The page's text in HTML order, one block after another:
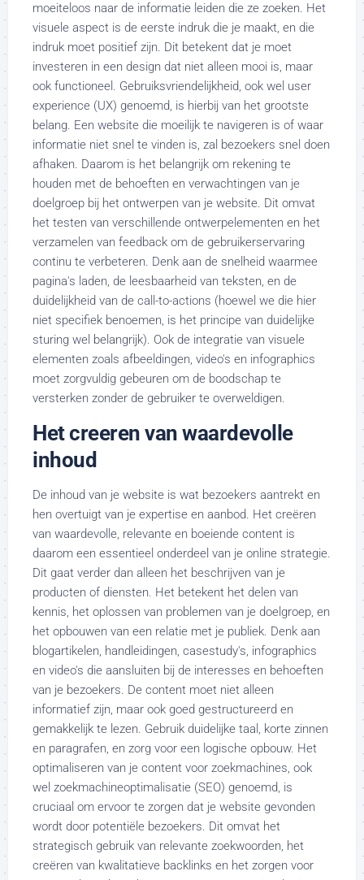
moeiteloos naar de informatie leiden die ze zoeken. Het
visuele aspect is de eerste indruk die je maakt, en die
indruk moet positief zijn. Dit betekent dat je moet
investeren in een design dat niet alleen mooi is, maar
ook functioneel. Gebruiksvriendelijkheid, ook wel user
experience (UX) genoemd, is hierbij van het grootste
belang. Een website die moeilijk te navigeren is of waar
informatie niet snel te vinden is, zal bezoekers snel doen
afhaken. Daarom is het belangrijk om rekening te
houden met de behoeften en verwachtingen van je
doelgroep bij het ontwerpen van je website. Dit omvat
het testen van verschillende ontwerpelementen en het
verzamelen van feedback om de gebruikerservaring
continu te verbeteren. Denk aan de snelheid waarmee
pagina's laden, de leesbaarheid van teksten, en de
duidelijkheid van de call-to-actions (hoewel we die hier
niet specifiek benoemen, is het principe van duidelijke
sturing wel belangrijk). Ook de integratie van visuele
elementen zoals afbeeldingen, video's en infographics
moet zorgvuldig gebeuren om de boodschap te
versterken zonder de gebruiker te overweldigen.
Het creeren van waardevolle
inhoud
De inhoud van je website is wat bezoekers aantrekt en
hen overtuigt van je expertise en aanbod. Het creëren
van waardevolle, relevante en boeiende content is
daarom een essentieel onderdeel van je online strategie.
Dit gaat verder dan alleen het beschrijven van je
producten of diensten. Het betekent het delen van
kennis, het oplossen van problemen van je doelgroep, en
het opbouwen van een relatie met je publiek. Denk aan
blogartikelen, handleidingen, casestudy's, infographics
en video's die aansluiten bij de interesses en behoeften
van je bezoekers. De content moet niet alleen
informatief zijn, maar ook goed gestructureerd en
gemakkelijk te lezen. Gebruik duidelijke taal, korte zinnen
en paragrafen, en zorg voor een logische opbouw. Het
optimaliseren van je content voor zoekmachines, ook
wel zoekmachineoptimalisatie (SEO) genoemd, is
cruciaal om ervoor te zorgen dat je website gevonden
wordt door potentiële bezoekers. Dit omvat het
strategisch gebruik van relevante zoekwoorden, het
creëren van kwalitatieve backlinks en het zorgen voor